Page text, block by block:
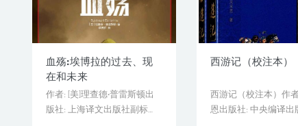
血殇:埃博拉的过去、现
在和未来
作者: [美]理查德·普雷斯顿出
版社: 上海译文出版社副标
西游记（校注本）
西游记（校注本）作
恩出版社: 中央编译出